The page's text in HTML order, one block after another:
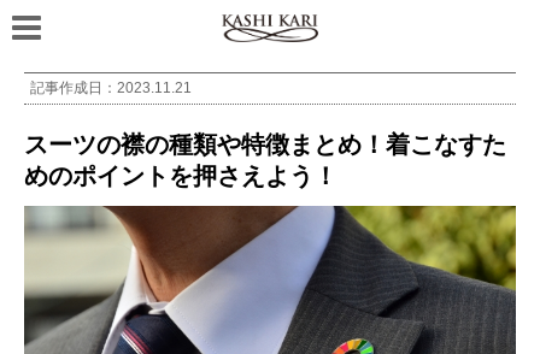
記事作成日： 2023.11.21
スーツの襟の種類や特徴まとめ！着こなすた
めのポイントを押さえよう！